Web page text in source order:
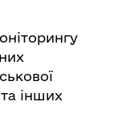
та інших